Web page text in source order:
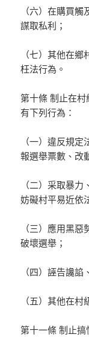
（六）在購買
謀取私利；
（七）其他在
枉法行為。
第十條 制止在
有下列行為：
（一）違反規
報選舉票數、改
（二）采取暴
妨礙村平易近依
（三）應用黑
破壞選舉；
（四）誣告讒
（五）其他在
第十一條 制止